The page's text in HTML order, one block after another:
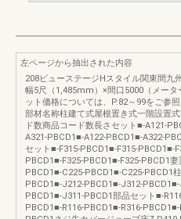
左ページから抽出された内容
208ビューステージHスタイル関東間九
幅5尺（1,485mm）×間口5000（メー
ット価格については、P.82～99をご参
部材名称柱建て式屋根置き式一階設置
ド数商品コード数長さセット■-A121-
A321-PBCD1■-A122-PBCD1■-A322-
セット■-F315-PBCD1■-F315-PBCD1■-
PBCD1■-F325-PBCD1■-F325-PBCD1
PBCD1■-C225-PBCD1■-C225-PBCD1
PBCD1■-J212-PBCD1■-J312-
PBCD1■-J311-PBCD1部品セット■-
PBCD1■-R116-PBCD1■-R316-